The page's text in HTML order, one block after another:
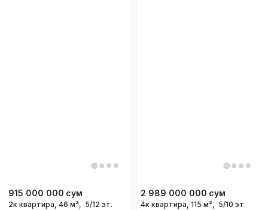
915 000 000 сум
2к квартира, 46 м², 5/12 эт.
2 989 000 000 сум
4к квартира, 115 м², 5/10 эт.